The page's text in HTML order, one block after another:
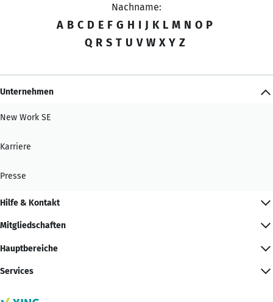
Nachname:
A B C D E F G H I J K L M N O P
Q R S T U V W X Y Z
Unternehmen
New Work SE
Karriere
Presse
Hilfe & Kontakt
Mitgliedschaften
Hauptbereiche
Services